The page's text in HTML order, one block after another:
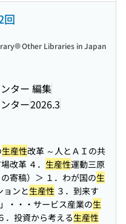
回
ター 編集
ター2026.3
Other Libraries in Japan
生産性改革 ～人とＡＩの共
改革 ４． 生産性運動三原
寄稿）＞ １．わが国の生
ョンと生産性 ３．到来す
・・・サービス産業の生
．投資から考える生産性